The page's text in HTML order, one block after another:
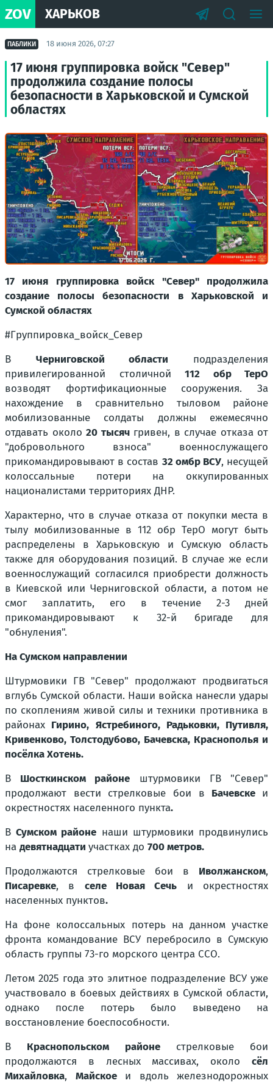
ZOV ХАРЬКОВ
ПАБЛИКИ 18 июня 2026, 07:27
17 июня группировка войск "Север"
продолжила создание полосы
безопасности в Харьковской и Сумской
областях
17 июня группировка войск "Север" продолжила
создание полосы безопасности в Харьковской и
Сумской областях
#Группировка_войск_Север
В Черниговской области подразделения
привилегированной столичной 112 обр ТерО
возводят фортификационные сооружения. За
нахождение в сравнительно тыловом районе
мобилизованные солдаты должны ежемесячно
отдавать около 20 тысячгривен, в случае отказа от
"добровольного взноса" военнослужащего
прикомандировывают в состав 32 омбр ВСУ, несущей
колоссальные потери на оккупированных
националистами территориях ДНР.
Характерно, что в случае отказа от покупки места в
тылу мобилизованные в 112 обр ТерО могут быть
распределены в Харьковскую и Сумскую область
также для оборудования позиций. В случае же если
военнослужащий согласился приобрести должность
в Киевской или Черниговской области, а потом не
смог заплатить, его в течение 2-3 дней
прикомандировывают к 32-й бригаде для
"обнуления".
На Сумском направлении
Штурмовики ГВ "Север" продолжают продвигаться
вглубь Сумской области. Наши войска нанесли удары
по скоплениям живой силы и техники противника в
районах Гирино, Ястребиного, Радьковки, Путивля,
Кривенково, Толстодубово, Бачевска, Краснополья и
посёлка Хотень.
В Шосткинском районе штурмовики ГВ "Север"
продолжают вести стрелковые бои в Бачевске и
окрестностях населенного пункта.
ВСумском районе наши штурмовики продвинулись
на девятнадцати участках до 700 метров.
Продолжаются стрелковые бои в Иволжанском,
Писаревке, в селе Новая Сечь и окрестностях
населенных пунктов.
На фоне колоссальных потерь на данном участке
фронта командование ВСУ перебросило в Сумскую
область группы 73-го морского центра ССО.
Летом 2025 года это элитное подразделение ВСУ уже
участвовало в боевых действиях в Сумской области,
однако после потерь было выведено на
восстановление боеспособности.
В Краснопольском районестрелковые бои
продолжаются в лесных массивах, около сёл
Михайловка, Майскоеи вдоль железнодорожных